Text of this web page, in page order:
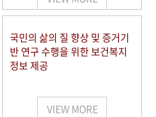
국민의 삶의 질 향상 및 증거기
반 연구 수행을 위한 보건복지
정보 제공
VIEW MORE